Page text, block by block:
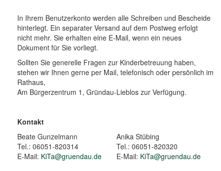
In Ihrem Benutzerkonto werden alle Schreiben und Bescheide
hinterlegt. Ein separater Versand auf dem Postweg erfolgt
nicht mehr. Sie erhalten eine E-Mail, wenn ein neues
Dokument für Sie vorliegt.
Sollten Sie generelle Fragen zur Kinderbetreuung haben,
stehen wir Ihnen gerne per Mail, telefonisch oder persönlich im
Rathaus,
Am Bürgerzentrum 1, Gründau-Lieblos zur Verfügung.
Kontakt
Beate Gunzelmann
Anika Stübing
Tel.: 06051-820314
Tel.: 06051-820320
E-Mail: KiTa@gruendau.de E-Mail: KiTa@gruendau.de